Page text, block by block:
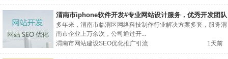
渭南市iphone软件开发#专业网站设计服务，优秀开发团队
多年来，渭南市临渭区网络科技制作行业解决方案多套，服务渭
南市企业上万余次，公司通过开...
渭南市网站建设SEO优化推广引流
1天前